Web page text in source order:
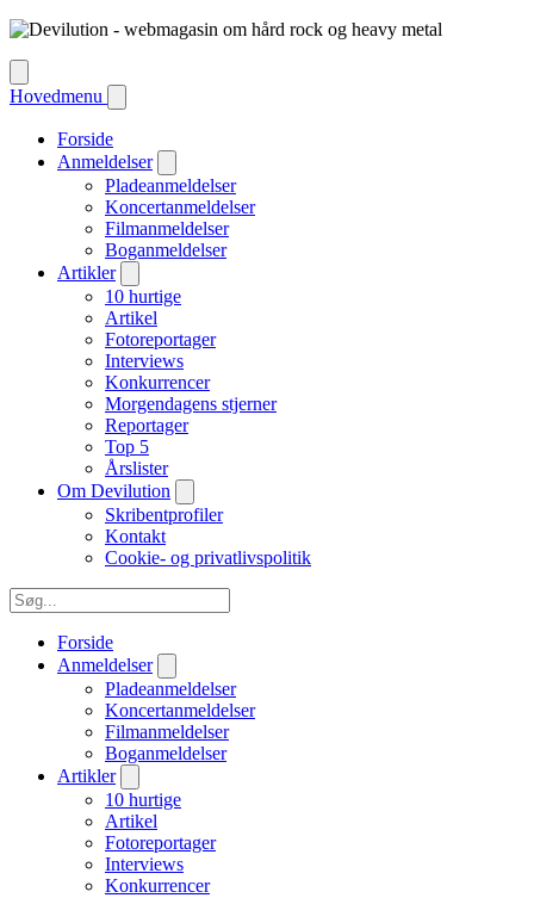
Hovedmenu
Forside
Anmeldelser
Pladeanmeldelser
Koncertanmeldelser
Filmanmeldelser
Boganmeldelser
Artikler
10 hurtige
Artikel
Fotoreportager
Interviews
Konkurrencer
Morgendagens stjerner
Reportager
Top 5
Årslister
Om Devilution
Skribentprofiler
Kontakt
Cookie- og privatlivspolitik
Forside
Anmeldelser
Pladeanmeldelser
Koncertanmeldelser
Filmanmeldelser
Boganmeldelser
Artikler
10 hurtige
Artikel
Fotoreportager
Interviews
Konkurrencer